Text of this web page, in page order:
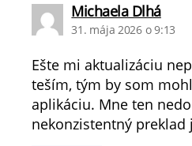
Michaela Dlhá
31. mája 2026 o 9:13
Ešte mi aktualizáciu
teším, tým by som
aplikáciu. Mne ten
nekonzistentný preklad